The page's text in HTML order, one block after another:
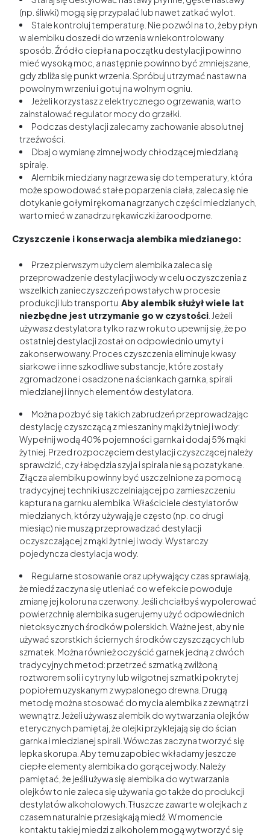
(np. śliwki) mogą się przypalać lub nawet zatkać wylot.
Stale kontroluj temperaturę. Nie pozwól na to, żeby płyn
w alembiku doszedł do wrzenia w niekontrolowany
sposób. Źródło ciepła na początku destylacji powinno
mieć wysoką moc, a następnie powinno być zmniejszane,
gdy zbliża się punkt wrzenia. Spróbuj utrzymać nastaw na
powolnym wrzeniu i gotuj na wolnym ogniu.
Jeżeli korzystasz z elektrycznego ogrzewania, warto
zainstalować regulator mocy do grzałki.
Podczas destylacji zalecamy zachowanie absolutnej
trzeźwości.
Dbaj o wymianę zimnej wody chłodzącej miedzianą
spiralę.
Alembik miedziany nagrzewa się do temperatury, która
może spowodować stałe poparzenia ciała, zaleca się nie
dotykanie gołymi rękoma nagrzanych części miedzianych,
warto mieć w zanadrzu rękawiczki żaroodporne.
Czyszczenie i konserwacja alembika miedzianego:
Przez pierwszym użyciem alembika zaleca się
przeprowadzenie destylacji wody w celu oczyszczenia z
wszelkich zanieczyszczeń powstałych w procesie
produkcji lub transportu. Aby alembik służył wiele lat
niezbędne jest utrzymanie go w czystości . Jeżeli
używasz destylatora tylko raz w roku to upewnij się, że po
ostatniej destylacji został on odpowiednio umyty i
zakonserwowany. Proces czyszczenia eliminuje kwasy
siarkowe i inne szkodliwe substancje, które zostały
zgromadzone i osadzone na ściankach garnka, spirali
miedzianej i innych elementów destylatora.
Można pozbyć się takich zabrudzeń przeprowadzając
destylację czyszczącą z mieszaniny mąki żytniej i wody:
Wypełnij wodą 40% pojemności garnka i dodaj 5% mąki
żytniej. Przed rozpoczęciem destylacji czyszczącej należy
sprawdzić, czy łabędzia szyja i spirala nie są pozatykane.
Złącza alembiku powinny być uszczelnione za pomocą
tradycyjnej techniki uszczelniającej po zamieszczeniu
kaptura na garnku alembika. Właściciele destylatorów
miedzianych, którzy używają je często (np. co drugi
miesiąc) nie muszą przeprowadzać destylacji
oczyszczającej z mąki żytniej i wody. Wystarczy
pojedyncza destylacja wody.
Regularne stosowanie oraz upływający czas sprawiają,
że miedź zaczyna się utleniać co w efekcie powoduje
zmianę jej koloru na czerwony. Jeśli chciałbyś wypolerować
powierzchnię alembika sugerujemy użyć odpowiednich
nietoksycznych środków polerskich. Ważne jest, aby nie
używać szorstkich ściernych środków czyszczących lub
szmatek. Można również oczyścić garnek jedną z dwóch
tradycyjnych metod: przetrzeć szmatką zwilżoną
roztworem soli i cytryny lub wilgotnej szmatki pokrytej
popiołem uzyskanym z wypalonego drewna. Drugą
metodę można stosować do mycia alembika z zewnątrz i
wewnątrz. Jeżeli używasz alembik do wytwarzania olejków
eterycznych pamiętaj, że olejki przyklejają się do ścian
garnka i miedzianej spirali. Wówczas zaczyna tworzyć się
lepka skorupa. Aby temu zapobiec wkładamy jeszcze
ciepłe elementy alembika do gorącej wody. Należy
pamiętać, że jeśli używa się alembika do wytwarzania
olejków to nie zaleca się używania go także do produkcji
destylatów alkoholowych. Tłuszcze zawarte w olejkach z
czasem naturalnie przesiąkają miedź. W momencie
kontaktu takiej miedzi z alkoholem mogą wytworzyć się